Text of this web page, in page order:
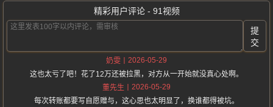
精彩用户评论 - 91视频
提
交
奶雯
2026-05-29
这也太亏了吧！花了12万还被拉黑，对方从一开始就没真心处啊。
董先生
2026-05-29
每次转账都要写自愿赠与，这心思也太明显了，换谁都得被坑。